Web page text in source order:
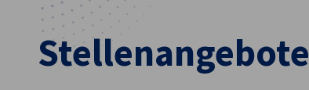
German
Stellenangebote